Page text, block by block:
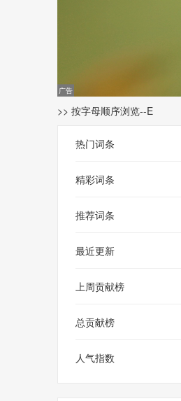
>> 按字母顺序浏览--E
热门词条
精彩词条
推荐词条
最近更新
上周贡献榜
总贡献榜
人气指数